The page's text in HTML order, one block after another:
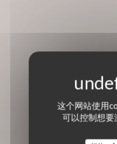
这个网站使用
可以控制想要